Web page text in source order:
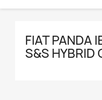
FIAT PANDA
S&S HYBRID